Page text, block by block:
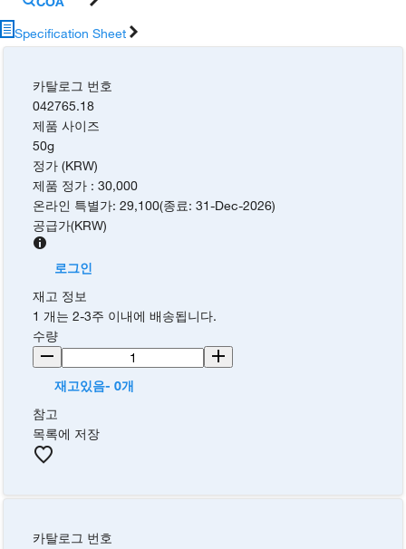
Specification Sheet
카탈로그 번호
042765.18
제품 사이즈
50g
정가 (KRW)
제품 정가 :30,000
온라인 특별가:29,100(종료:31-Dec-2026)
공급가(KRW)
로그인
재고 정보
1 개는 2-3주 이내에 배송됩니다.
수량
재고있음- 0개
참고
목록에 저장
카탈로그 번호